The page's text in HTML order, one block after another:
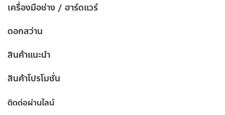
เครื่องมือช่าง / ฮาร์ดแวร์
ดอกสว่าน
สินค้าแนะนำ
สินค้าโปรโมชั่น
ติดต่อผ่านไลน์